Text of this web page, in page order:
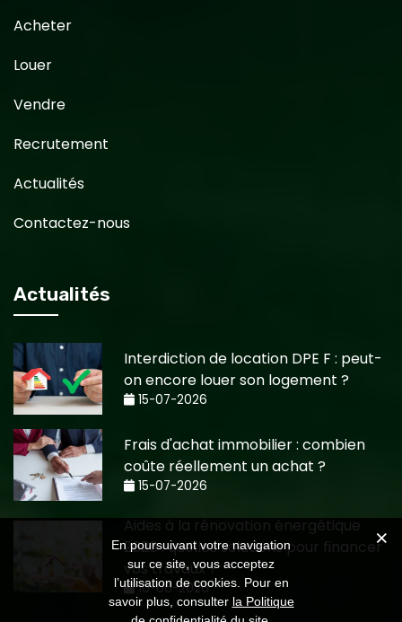
Acheter
Louer
Vendre
Recrutement
Actualités
Contactez-nous
Actualités
Interdiction de location DPE F : peut-
on encore louer son logement ?
15-07-2026
Frais d'achat immobilier : combien
coûte réellement un achat ?
15-07-2026
Aides à la rénovation énergétique
2026 : quelles solutions pour financer
vos travaux ?
10-06-2026
En poursuivant votre navigation
sur ce site, vous acceptez
l’utilisation de cookies. Pour en
savoir plus, consulter la Politique